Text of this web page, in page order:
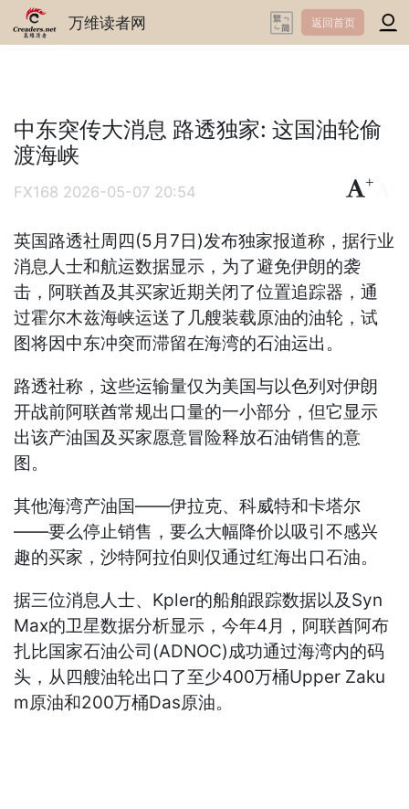
万维读者网 返回首页
中东突传大消息 路透独家: 这国油轮偷
渡海峡
FX168 2026-05-07 20:54
+
英国路透社周四(5月7日)发布独家报道称，据行业
消息人士和航运数据显示，为了避免伊朗的袭
击，阿联酋及其买家近期关闭了位置追踪器，通
过霍尔木兹海峡运送了几艘装载原油的油轮，试
图将因中东冲突而滞留在海湾的石油运出。
路透社称，这些运输量仅为美国与以色列对伊朗
开战前阿联酋常规出口量的一小部分，但它显示
出该产油国及买家愿意冒险释放石油销售的意
图。
其他海湾产油国——伊拉克、科威特和卡塔尔
——要么停止销售，要么大幅降价以吸引不感兴
趣的买家，沙特阿拉伯则仅通过红海出口石油。
据三位消息人士、Kpler的船舶跟踪数据以及Syn
Max的卫星数据分析显示，今年4月，阿联酋阿布
扎比国家石油公司(ADNOC)成功通过海湾内的码
头，从四艘油轮出口了至少400万桶Upper Zaku
m原油和200万桶Das原油。